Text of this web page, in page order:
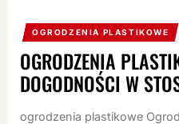
OGRODZENIA PLASTIKOWE
OGRODZENIA
DOGODNOŚCI W
ogrodzenia plastikowe